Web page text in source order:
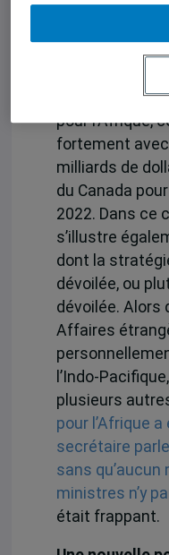
Le manque
gouvernement
traduit par son
fonds
pour l’Afrique,
fortement
milliards de
du Canada
2022. Dans ce
s’illustre
dont la
dévoilée, ou
dévoilée. Alors
Affaires
l’Indo-
plusieurs
pour l’Afrique
secrétaire
sans qu’aucun
ministres n’y
était frappant.